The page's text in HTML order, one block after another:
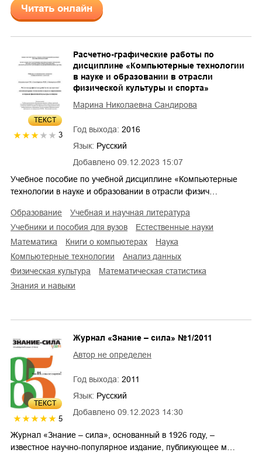
Читать онлайн
ТЕКСТ
3
Добавлено 09.12.2023 15:07
Расчетно-графические работы по
дисциплине «Компьютерные технологии
в науке и образовании в отрасли
физической культуры и спорта»
Марина Николаевна Сандирова
Год выхода: 2016
Язык: Русский
Учебное пособие по учебной дисциплине «Компьютерные
технологии в науке и образовании в отрасли физич…
образование
учебная и научная литература
учебники и пособия для вузов
естественные науки
математика
книги о компьютерах
наука
компьютерные технологии
анализ данных
физическая культура
математическая статистика
знания и навыки
ТЕКСТ
5
Добавлено 09.12.2023 14:30
Журнал «Знание – сила» №1/2011
Автор не определен
Год выхода: 2011
Язык: Русский
Журнал «Знание – сила», основанный в 1926 году, –
известное научно-популярное издание, публикующее м…